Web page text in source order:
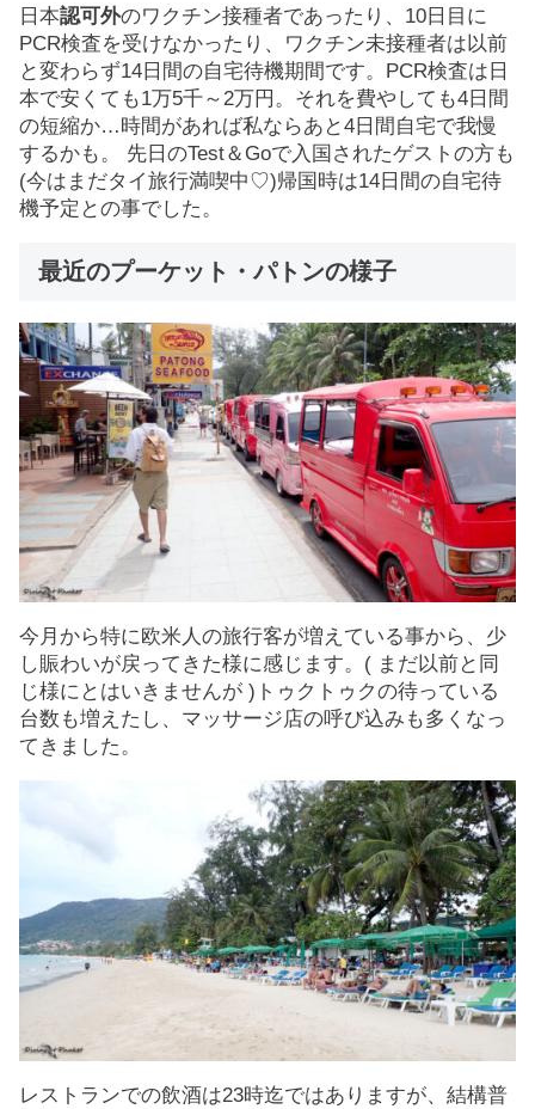
日本認可外のワクチン接種者であったり、10日目に
PCR検査を受けなかったり、ワクチン未接種者は以前
と変わらず14日間の自宅待機期間です。PCR検査は日
本で安くても1万5千～2万円。それを費やしても4日間
の短縮か…時間があれば私ならあと4日間自宅で我慢
するかも。 先日のTest＆Goで入国されたゲストの方も
(今はまだタイ旅行満喫中♡)帰国時は14日間の自宅待
機予定との事でした。
最近のプーケット・パトンの様子
今月から特に欧米人の旅行客が増えている事から、少
し賑わいが戻ってきた様に感じます。( まだ以前と同
じ様にとはいきませんが )トゥクトゥクの待っている
台数も増えたし、マッサージ店の呼び込みも多くなっ
てきました。
レストランでの飲酒は23時迄ではありますが、結構普